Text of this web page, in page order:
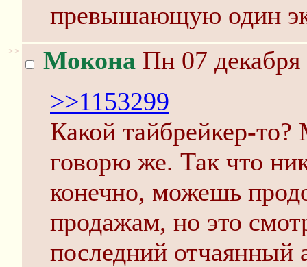
превышающую один
>> Мокона Пн 07
>>1153299
Какой тайбрейкер-
говорю же. Так что
конечно, можешь
продажам, но это
последний отчаянный